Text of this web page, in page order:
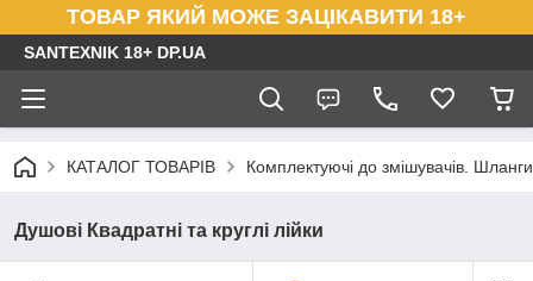
ТОВАР ЯКИЙ МОЖЕ ЗАЦІКАВИТИ 18+
SANTEXNIK 18+ DP.UA
КАТАЛОГ ТОВАРІВ Комплектуючі до змішувачів.
Душові Квадратні та круглі лійки